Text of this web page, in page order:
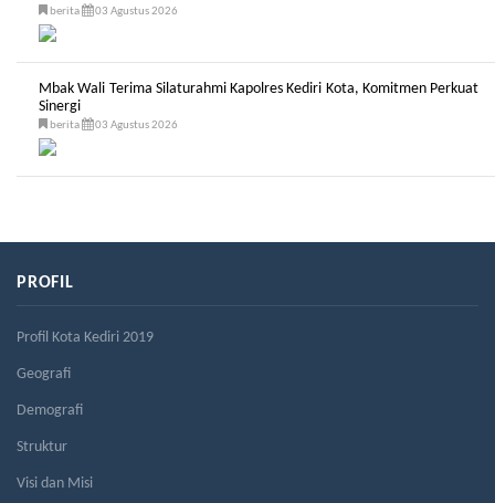
berita 03 Agustus 2026
Mbak Wali Terima Silaturahmi Kapolres Kediri Kota, Komitmen Perkuat
Sinergi
berita 03 Agustus 2026
PROFIL
Profil Kota Kediri 2019
Geografi
Demografi
Struktur
Visi dan Misi